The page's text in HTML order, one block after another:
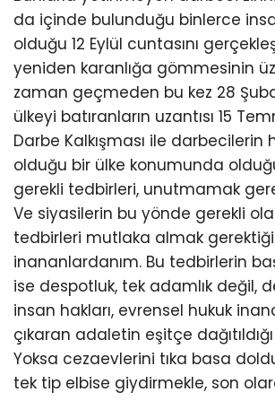
da içinde bulunduğu binlerce
olduğu 12 Eylül cuntasını
yeniden karanlığa gömmesinin
zaman geçmeden bu kez 28
ülkeyi batıranların uzantısı 15
Darbe Kalkışması ile
olduğu bir ülke konumunda
gerekli tedbirleri, unutmamak
Ve siyasilerin bu yönde gerekli
tedbirleri mutlaka almak
inananlardanım. Bu tedbirlerin
ise despotluk, tek adamlık değil,
insan hakları, evrensel hukuk
çıkaran adaletin eşitçe
Yoksa cezaevlerini tıka basa
tek tip elbise giydirmekle, son